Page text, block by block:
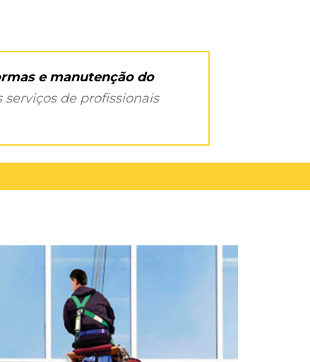
e manutenção do
de profissionais